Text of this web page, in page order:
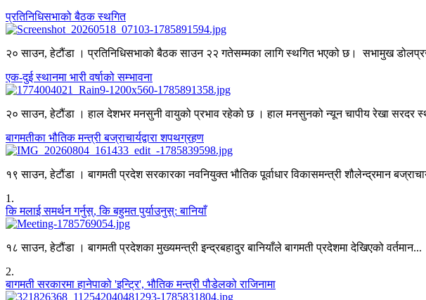
प्रतिनिधिसभाको बैठक स्थगित
२० साउन, हेटौंडा । प्रतिनिधिसभाको बैठक साउन २२ गतेसम्मका लागि स्थगित भएको छ। सभामुख
एक-दुई स्थानमा भारी वर्षाको सम्भावना
२० साउन, हेटौंडा । हाल देशभर मनसुनी वायुको प्रभाव रहेको छ । हाल मनसुनको न्यून चापीय रेखा सरदर
बागमतीका भौतिक मन्त्री बज्राचार्यद्वारा शपथग्रहण
१९ साउन, हेटौंडा । बागमती प्रदेश सरकारका नवनियुक्त भौतिक पूर्वाधार विकासमन्त्री शौलेन्द्रमान
1 .
कि मलाई समर्थन गर्नुस्, कि बहुमत पुर्याउनुस्: बानियाँ
१८ साउन, हेटौंडा । बागमती प्रदेशका मुख्यमन्त्री इन्द्रबहादुर बानियाँले बागमती प्रदेशमा देखिएको वर्तमान...
2.
बागमती सरकारमा हानेपाको 'इन्ट्रि', भौतिक मन्त्री पौडेलको राजिनामा